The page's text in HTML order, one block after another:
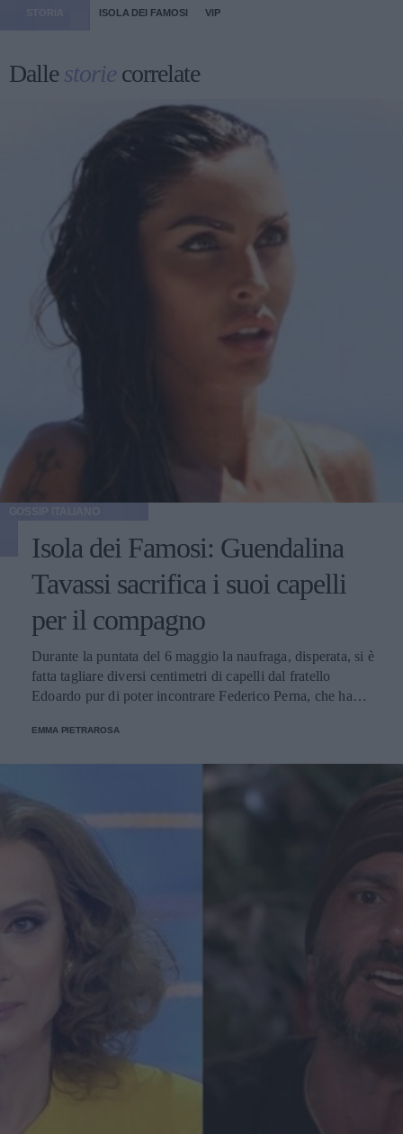
ISOLA DEI FAMOSI VIP
Dallestorie correlate
Isola dei Famosi: Guendalina
Tavassi sacrifica i suoi capelli
per il compagno
Durante la puntata del 6 maggio la naufraga, disperata, si è
fatta tagliare diversi centimetri di capelli dal fratello
Edoardo pur di poter incontrare Federico Perna, che ha
EMMA PIETRAROSA